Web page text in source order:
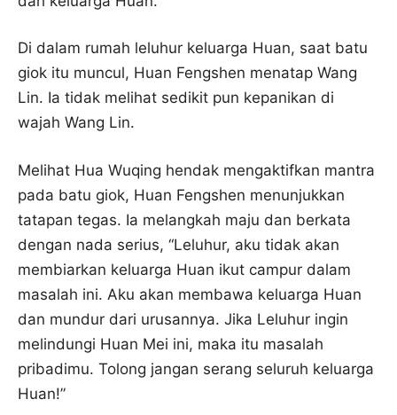
Di dalam rumah leluhur keluarga Huan, saat batu
giok itu muncul, Huan Fengshen menatap Wang
Lin. Ia tidak melihat sedikit pun kepanikan di
wajah Wang Lin.
Melihat Hua Wuqing hendak mengaktifkan mantra
pada batu giok, Huan Fengshen menunjukkan
tatapan tegas. Ia melangkah maju dan berkata
dengan nada serius, “Leluhur, aku tidak akan
membiarkan keluarga Huan ikut campur dalam
masalah ini. Aku akan membawa keluarga Huan
dan mundur dari urusannya. Jika Leluhur ingin
melindungi Huan Mei ini, maka itu masalah
pribadimu. Tolong jangan serang seluruh keluarga
Huan!”